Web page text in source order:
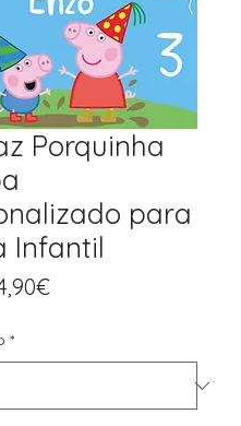
Porquinha
para
Infantil
Price
*